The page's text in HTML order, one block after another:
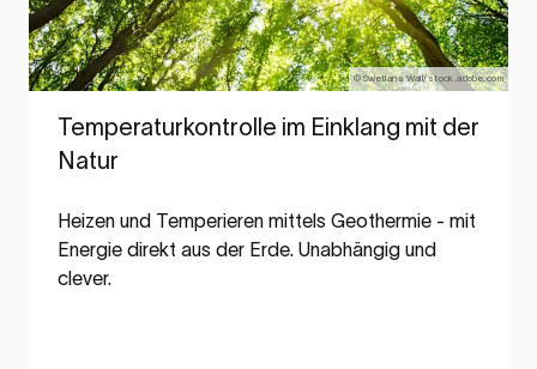
©Swetlana Wall/stock.adobe.com
Temperaturkontrolle im Einklang mit der
Natur
Heizen und Temperieren mittels Geothermie - mit
Energie direkt aus der Erde. Unabhängig und
clever.